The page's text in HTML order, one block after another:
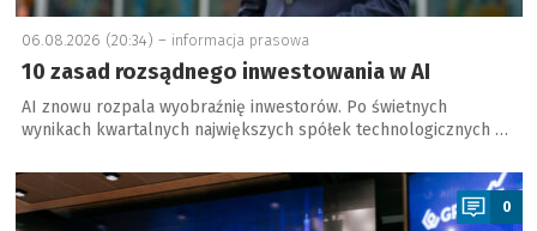
06.08.2026 (20:34) – informacja prasowa
10 zasad rozsądnego inwestowania w AI
AI znowu rozpala wyobraźnię inwestorów. Po świetnych
wynikach kwartalnych największych spółek technologicznych …
a
0